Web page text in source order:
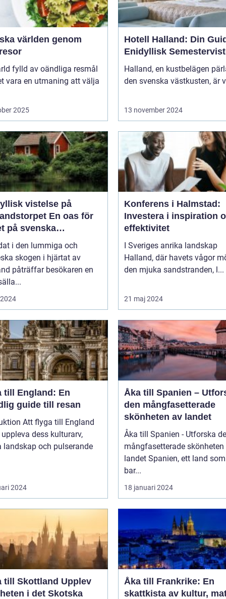
världen genom
fylld av oändliga resmål
vara en utmaning att välja
2025
Hotell Halland: Din
Enidyllisk
Halland, en kustbelägen
den svenska västkusten, är
13 november 2024
vistelse på
En oas för
på svenska
i den lummiga och
skogen i hjärtat av
påträffar besökaren en
Konferens i Halmstad:
Investera i inspiration
effektivitet
I Sveriges anrika landskap
Halland, där havets vågor
den mjuka sandstranden, l...
21 maj 2024
till England: En
guide till resan
Att flyga till England
dess kulturarv,
landskap och pulserande
2024
Åka till Spanien –
den mångfasetterade
skönheten av landet
Åka till Spanien - Utforska
mångfasetterade skönheten
landet Spanien, ett land som inte
bar...
18 januari 2024
Skottland Upplev
i det Skotska
Åka till Frankrike: En
skattkista av kultur,